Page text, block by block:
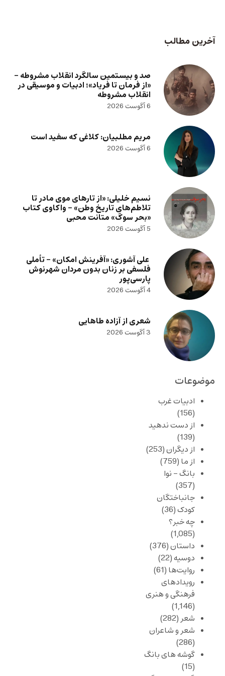
آخرین مطالب
صد و بیستمین سالگرد انقلاب مشروطه –
«از فرمان تا فریاد»؛ ادبیات و موسیقی در
انقلاب مشروطه
6 آگوست 2026
مریم مطلبیان: کلاغی که سفید است
6 آگوست 2026
نسیم خلیلی: «از تارهای موی مادر تا
تلاطم‌های تاریخ وطن» – واکاوی کتاب
«بحر سوگ» متانت محبی
5 آگوست 2026
علی آشوری: «آفرینش امکان» – تأملی
فلسفی بر زنان بدون مردان شهرنوش
پارسی‌پور
4 آگوست 2026
شعری از آزاده طاهایی
3 آگوست 2026
موضوعات
ادبیات غرب
(156)
از دست ندهید
(139)
از دیگران(253)
از ما (759)
بانگ – نوا
(357)
جانباختگان
کودک(36)
چه خبر؟
(1,085)
داستان(376)
دوسیه(22)
روایت‌ها (61)
رویدادهای
فرهنگی و هنری
(1,146)
شعر(282)
شعر و شاعران
(286)
گوشه های بانگ
(15)